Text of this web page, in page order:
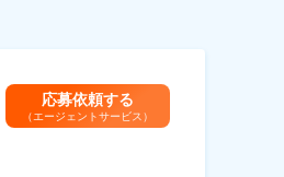
応募依頼する
（エージェントサービス）